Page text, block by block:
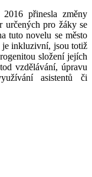
přinesla změny
určených pro žáky se
tuto novelu se město
inkluzivní, jsou totiž
složení jejích
vzdělávání, úpravu
asistentů či